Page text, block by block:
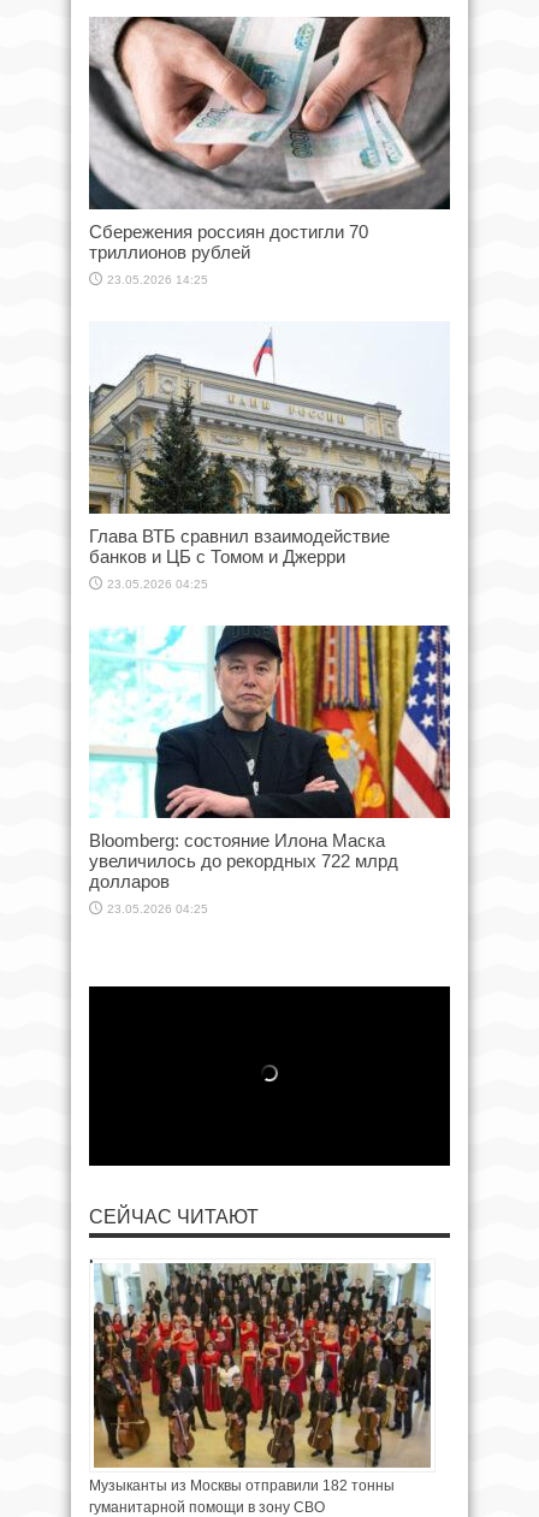
Сбережения россиян достигли 70
триллионов рублей
23.05.2026 14:25
Глава ВТБ сравнил взаимодействие
банков и ЦБ с Томом и Джерри
23.05.2026 04:25
Bloomberg: состояние Илона Маска
увеличилось до рекордных 722 млрд
долларов
23.05.2026 04:25
СЕЙЧАС ЧИТАЮТ
Музыканты из Москвы отправили 182 тонны
гуманитарной помощи в зону СВО